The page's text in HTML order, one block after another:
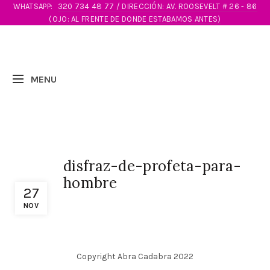
WHATSAPP:
320 734 48 77 / DIRECCIÓN: AV. ROOSEVELT # 26 - 86
(OJO: AL FRENTE DE DONDE ESTABAMOS ANTES)
27
NOV
disfraz-de-profeta-para-
hombre
Copyright Abra Cadabra 2022